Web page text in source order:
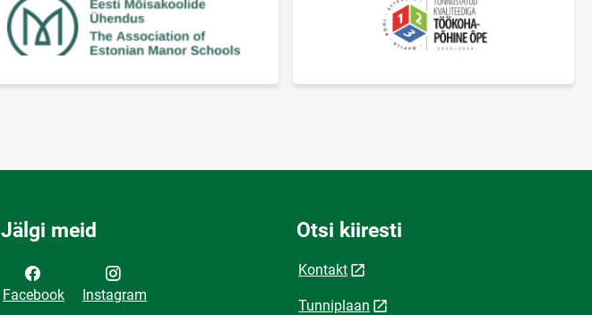
Jälgi meid
Facebook Instagram
Otsi kiiresti
Kontakt
Tunniplaan